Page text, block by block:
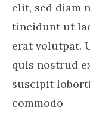
elit, sed diam
tincidunt ut
erat volutpat.
quis nostrud
suscipit
commodo